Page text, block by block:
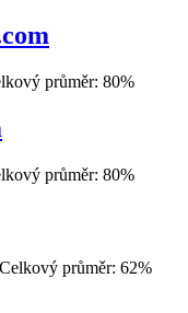
průměr: 80%
průměr: 80%
průměr: 62%